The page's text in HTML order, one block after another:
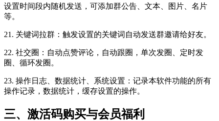
设置时间段内随机发送，可添加群公告、文本、图片、名片
等。
21. 关键词拉群：触发设置的关键词自动发送群邀请给好友。
22. 社交圈：自动点赞评论，自动跟圈，单次发圈、定时发
圈、循环发圈。
23. 操作日志、数据统计、系统设置：记录本软件功能的所有
操作记录，数据统计，缓存设置的操作。
三、激活码购买与会员福利